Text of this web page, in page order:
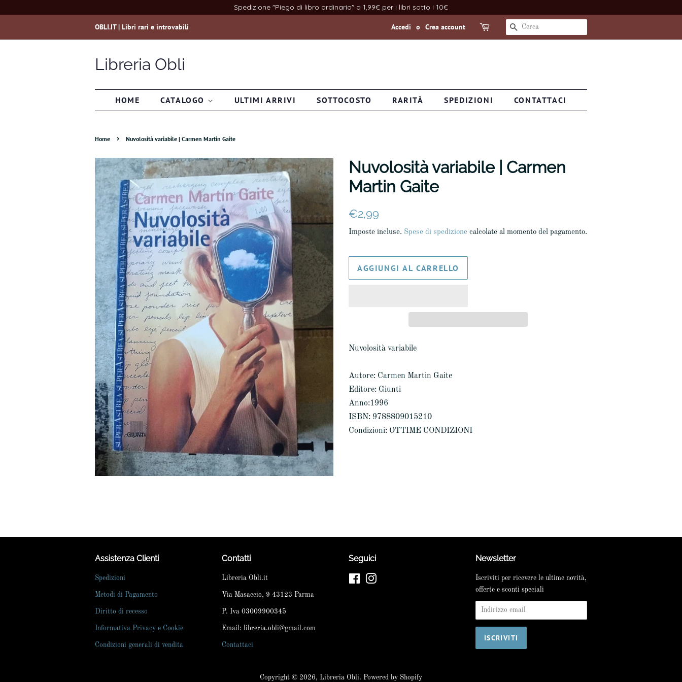
Spedizione "Piego di libro ordinario" a 1,99€ per i libri sotto i 10€
OBLI.IT | Libri rari e introvabili Accedi o Crea account CERCA
Libreria Obli
HOME CATALOGO ULTIMI ARRIVI SOTTOCOSTO RARITÀ SPEDIZIONI CONTATTACI
Home › Nuvolosità variabile | Carmen Martin Gaite
Nuvolosità variabile | Carmen
Martin Gaite
Prezzo
listino
€2,99
Imposte incluse. Spese di spedizione calcolate al momento del pagamento.
AGGIUNGI AL CARRELLO
Nuvolosità variabile
Autore: Carmen Martin Gaite
Editore: Giunti
Anno:1996
ISBN: 9788809015210
Condizioni: OTTIME CONDIZIONI
Assistenza Clienti
Spedizioni
Metodi di Pagamento
Diritto di recesso
Informativa Privacy e Cookie
Condizioni generali di vendita
Contatti
Libreria Obli.it
Via Masaccio, 9 43123 Parma
P. Iva 03009900345
Email: libreria.obli@gmail.com
Contattaci
Seguici
Facebook
Newsletter
Iscriviti per ricevere le ultime novità,
offerte e sconti speciali
Copyright © 2026, Libreria Obli. Powered by Shopify